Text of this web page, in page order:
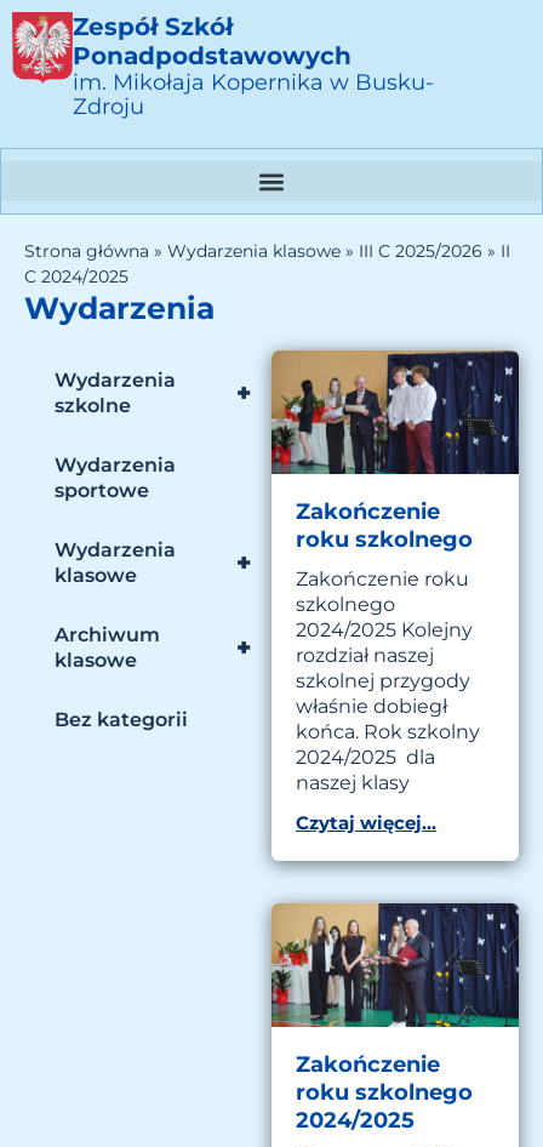
Zespół Szkół
Ponadpodstawowych
im. Mikołaja Kopernika w Busku-
Zdroju
Strona główna » Wydarzenia klasowe » III C 2025/2026 » II
C 2024/2025
Wydarzenia
+
Wydarzenia
szkolne
Wydarzenia
sportowe
+
Wydarzenia
klasowe
+
Archiwum
klasowe
Bez kategorii
Zakończenie
roku szkolnego
Zakończenie roku
szkolnego
2024/2025 Kolejny
rozdział naszej
szkolnej przygody
właśnie dobiegł
końca. Rok szkolny
2024/2025 dla
naszej klasy
Czytaj więcej...
Zakończenie
roku szkolnego
2024/2025